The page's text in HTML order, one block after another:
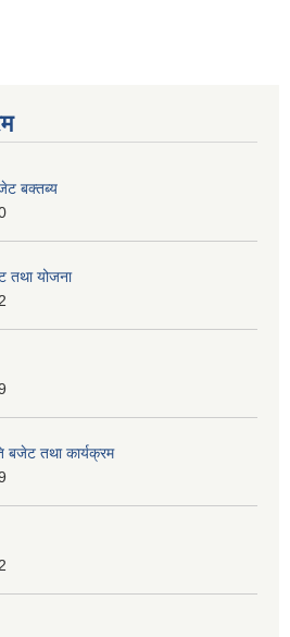
बक्तब्य
तथा योजना
बजेट तथा कार्यक्रम